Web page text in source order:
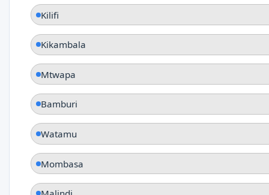
Kilifi
Kikambala
Mtwapa
Bamburi
Watamu
Mombasa